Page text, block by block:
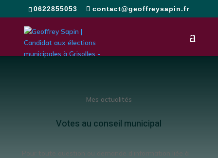
0622855053 contact@geoffreysapin.fr
Mes actualités
Votes au conseil municipal
Pour toute question ou demande d’information liée à